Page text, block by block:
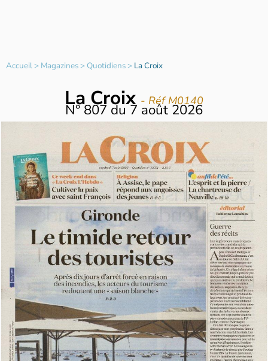
Accueil> Magazines> Quotidiens> La Croix
La Croix - Réf M0140
N°807 du7 août 2026